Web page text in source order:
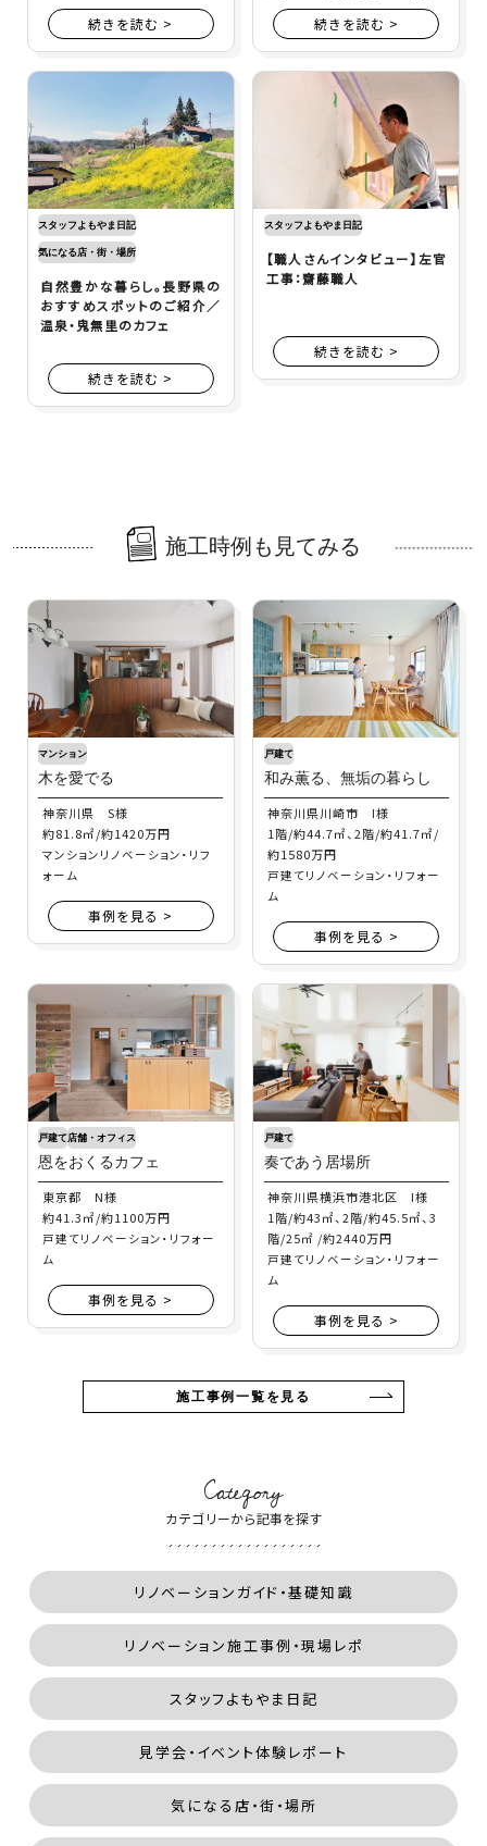
続きを読む > 続きを読む >
スタッフよもやま日記
気になる店・街・場所
自然豊かな暮らし。長野県の
おすすめスポットのご紹介／
温泉・鬼無里のカフェ
続きを読む >
スタッフよもやま日記
【職人さんインタビュー】左官
工事：齋藤職人
続きを読む >
施工時例も見てみる
マンション
木を愛でる
神奈川県 S様
約81.8㎡/約1420万円
マンションリノベーション・リフ
ォーム
事例を見る >
戸建て
和み薫る、無垢の暮らし
神奈川県川崎市 I様
1階/約44.7㎡、2階/約41.7㎡/
約1580万円
戸建てリノベーション・リフォー
ム
事例を見る >
戸建て店舗・オフィス
恩をおくるカフェ
東京都 N様
約41.3㎡/約1100万円
戸建てリノベーション・リフォー
ム
事例を見る >
戸建て
奏であう居場所
神奈川県横浜市港北区 I様
1階/約43㎡、2階/約45.5㎡、3
階/25㎡ /約2440万円
戸建てリノベーション・リフォー
ム
事例を見る >
施工事例一覧を見る
Category
カテゴリーから記事を探す
リノベーションガイド・基礎知識
リノベーション施工事例・現場レポ
スタッフよもやま日記
見学会・イベント体験レポート
気になる店・街・場所